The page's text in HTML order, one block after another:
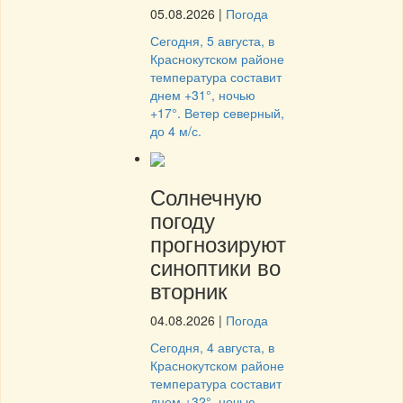
05.08.2026 | Погода
Сегодня, 5 августа, в
Краснокутском районе
температура составит
днем +31°, ночью
+17°. Ветер северный,
до 4 м/с.
Солнечную
погоду
прогнозируют
синоптики во
вторник
04.08.2026 | Погода
Сегодня, 4 августа, в
Краснокутском районе
температура составит